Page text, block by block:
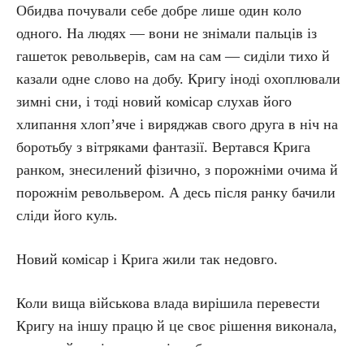
Обидва почували себе добре лише один коло
одного. На людях — вони не знімали пальців із
гашеток револьверів, сам на сам — сиділи тихо й
казали одне слово на добу. Кригу іноді охоплювали
зимні сни, і тоді новий комісар слухав його
хлипання хлоп’яче і виряджав свого друга в ніч на
боротьбу з вітряками фантазії. Вертався Крига
ранком, знесилений фізично, з порожніми очима й
порожнім револьвером. А десь після ранку бачили
сліди його куль.
Новий комісар і Крига жили так недовго.
Коли вища військова влада вирішила перевести
Кригу на іншу працю й це своє рішення виконала,